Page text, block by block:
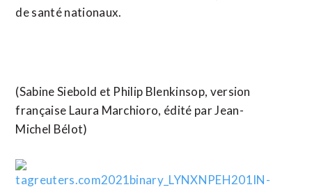
de santé nationaux.
(Sabine Siebold et Philip Blenkinsop, version
française Laura Marchioro, édité par Jean-
Michel Bélot)